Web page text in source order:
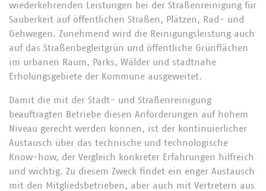
wiederkehrenden Leistungen bei der Straßenreinigung für
Sauberkeit auf öffentlichen Straßen, Plätzen, Rad- und
Gehwegen. Zunehmend wird die Reinigungsleistung auch
auf das Straßenbegleitgrün und öffentliche Grünflächen
im urbanen Raum, Parks, Wälder und stadtnahe
Erholungsgebiete der Kommune ausgeweitet.
Damit die mit der Stadt- und Straßenreinigung
beauftragten Betriebe diesen Anforderungen auf hohem
Niveau gerecht werden können, ist der kontinuierlicher
Austausch über das technische und technologische
Know-how, der Vergleich konkreter Erfahrungen hilfreich
und wichtig. Zu diesem Zweck findet ein enger Austausch
mit den Mitgliedsbetrieben, aber auch mit Vertretern aus